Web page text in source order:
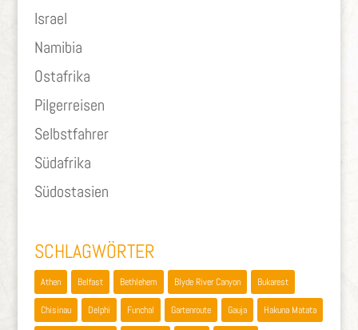
Israel
Namibia
Ostafrika
Pilgerreisen
Selbstfahrer
Südafrika
Südostasien
SCHLAGWÖRTER
Athen Belfast Bethlehem Blyde River Canyon Bukarest
Chisinau Delphi Funchal Gartenroute Gauja Hakuna Matata